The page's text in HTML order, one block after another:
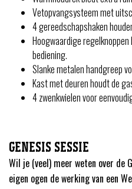
Vetopvangsysteem met
4 gereedschapshaken
Hoogwaardige
bediening.
Slanke metalen handgreep
Kast met deuren houdt de
4 zwenkwielen voor
GENESIS SESSIE
Wil je (veel) meer weten over de
eigen ogen de werking van een